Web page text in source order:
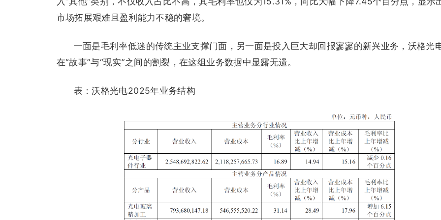
市场拓展艰难且盈利能力不稳的窘境。
一面是毛利率低迷的传统主业支撑门面，另一面是投入巨大却回报寥寥的新兴业务，沃格光
在“故事”与“现实”之间的割裂，在这组业务数据中显露无遗。
表：沃格光电2025年业务结构